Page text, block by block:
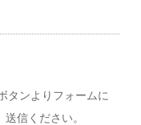
タンよりフォームに
信ください。